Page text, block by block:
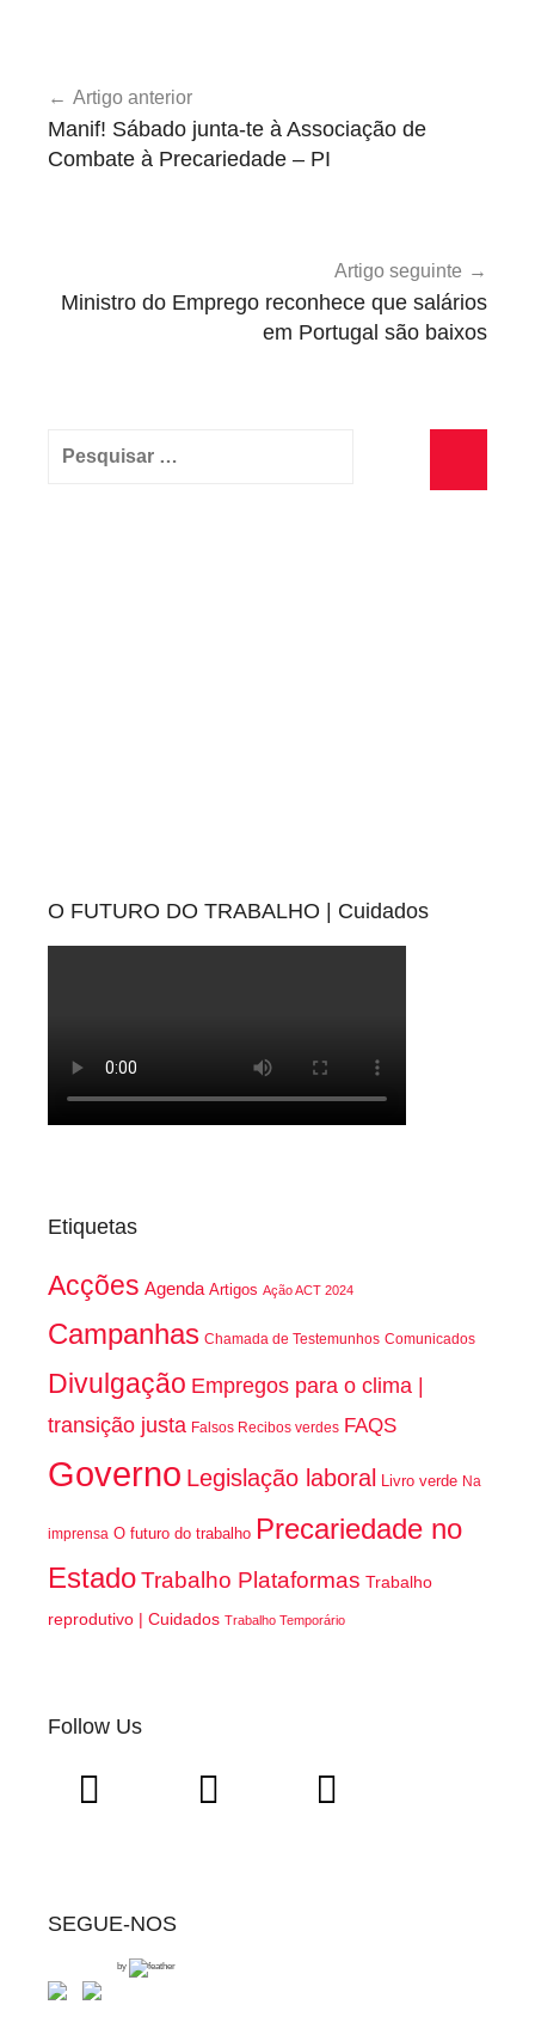
de
artigos
Artigo anterior
Manif! Sábado junta-te à Associação de
Combate à Precariedade – PI
Artigo seguinte
Ministro do Emprego reconhece que salários
em Portugal são baixos
Pesquisar
O FUTURO DO TRABALHO | Cuidados
Etiquetas
Acções Agenda Artigos Ação ACT 2024
Campanhas Chamada de Testemunhos Comunicados
Divulgação Empregos para o clima |
transição justa Falsos Recibos verdes FAQS
Governo Legislação laboral Livro verde Na
imprensa O futuro do trabalho Precariedade no
EstadoTrabalho Plataformas Trabalho
reprodutivo | Cuidados Trabalho Temporário
Follow Us
SEGUE-NOS
by